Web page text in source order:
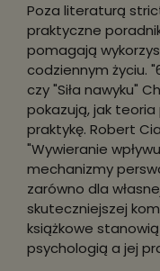
Poza literaturą
praktyczne
pomagają
codziennym życiu.
czy "Siła nawyku"
pokazują, jak teoria
praktykę. Robert
"Wywieranie
mechanizmy
zarówno dla
skuteczniejszej
książkowe
psychologią a jej